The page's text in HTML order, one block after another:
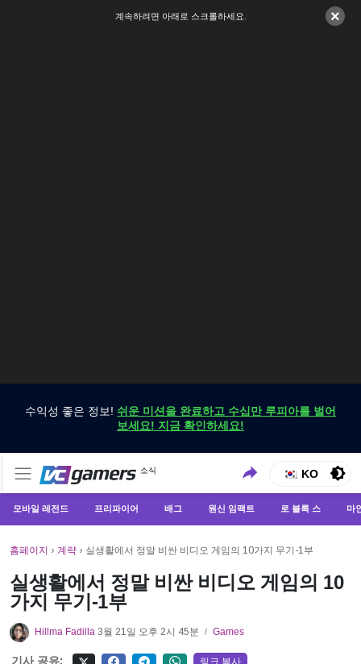
×
계속하려면 아래로 스크롤하세요.
수익성 좋은 정보! 쉬운 미션을 완료하고 수십만 루피아를 벌어
보세요! 지금 확인하세요!
VCGamers 뉴스
소식
VCGamers에서만 최신 게임 뉴스 받기
KO
모바일 레전드 프리파이어 배그 원신 임팩트 로 블록 스 마
홈페이지 › 계략 › 실생활에서 정말 비싼 비디오 게임의 10가지 무기-1부
실생활에서 정말 비싼 비디오 게임의 10
가지 무기-1부
Hillma Fadilla 3월 21일 오후 2시 45분 / Games
기사 공유: 링크 복사